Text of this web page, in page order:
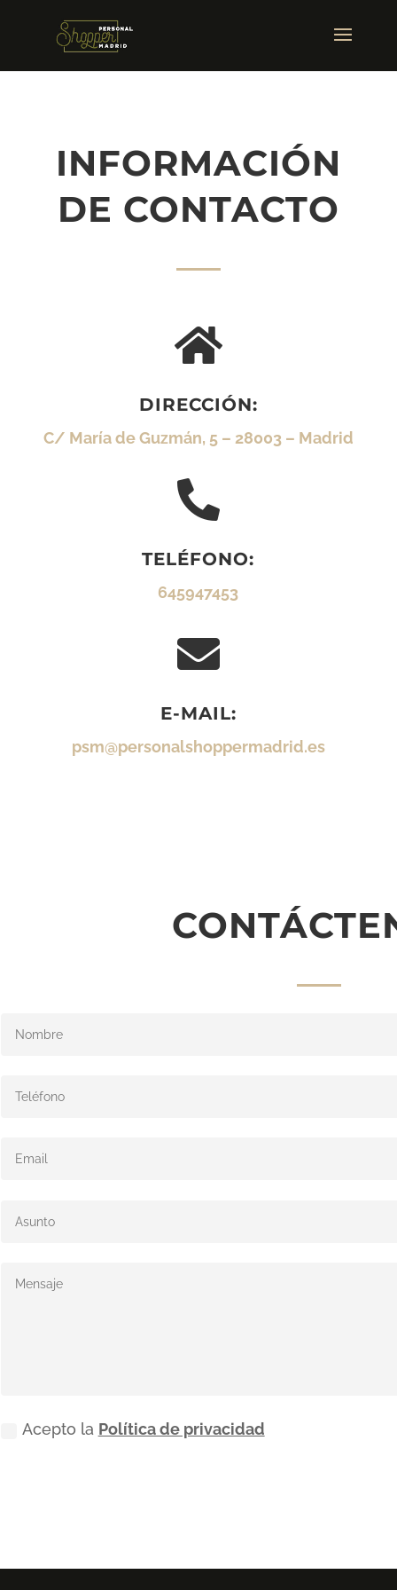
INFORMACIÓN
DE CONTACTO

DIRECCIÓN:
C/ María de Guzmán, 5 – 28003 – Madrid

TELÉFONO:
645947453

E-MAIL:
psm@personalshoppermadrid.es
Acepto la Política de privacidad